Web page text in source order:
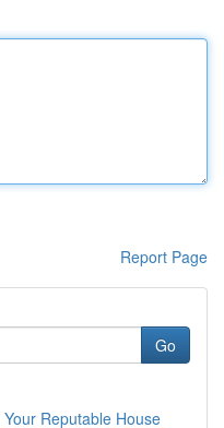
Report Page
Go
Reputable House